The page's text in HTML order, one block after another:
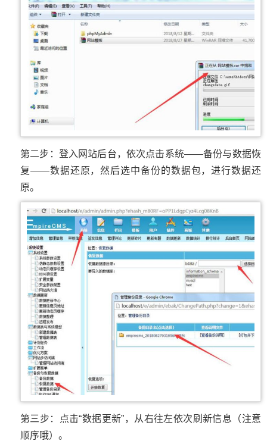
第二步：登入网站后台，依次点击系统——备份与数据恢
复——数据还原，然后选中备份的数据包，进行数据还
原。
第三步：点击“数据更新”，从右往左依次刷新信息（注意
顺序哦）。